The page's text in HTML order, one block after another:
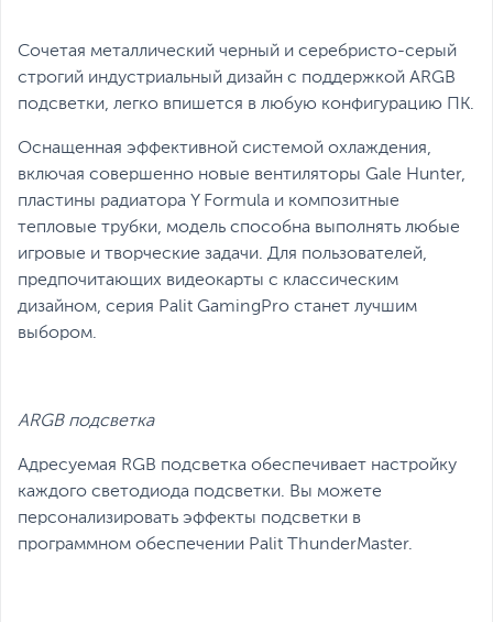
Сочетая металлический черный и серебристо-серый
строгий индустриальный дизайн с поддержкой ARGB
подсветки, легко впишется в любую конфигурацию ПК.
Оснащенная эффективной системой охлаждения,
включая совершенно новые вентиляторы Gale Hunter,
пластины радиатора Y Formula и композитные
тепловые трубки, модель способна выполнять любые
игровые и творческие задачи. Для пользователей,
предпочитающих видеокарты с классическим
дизайном, серия Palit GamingPro станет лучшим
выбором.
ARGB подсветка
Адресуемая RGB подсветка обеспечивает настройку
каждого светодиода подсветки. Вы можете
персонализировать эффекты подсветки в
программном обеспечении Palit ThunderMaster.